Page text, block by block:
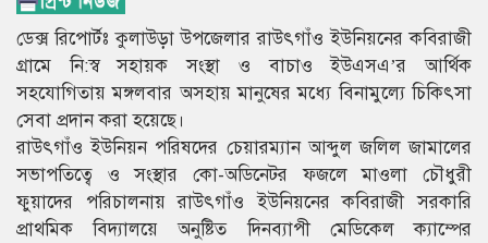
ডেক্স রিপোর্টঃ কুলাউড়া উপজেলার রাউৎগাঁও ইউনিয়নের কবিরাজী
গ্রামে নি:স্ব সহায়ক সংস্থা ও বাচাও ইউএসএ’র আর্থিক
সহযোগিতায় মঙ্গলবার অসহায় মানুষের মধ্যে বিনামুল্যে চিকিৎসা
সেবা প্রদান করা হয়েছে।
রাউৎগাঁও ইউনিয়ন পরিষদের চেয়ারম্যান আব্দুল জলিল জামালের
সভাপতিত্বে ও সংস্থার কো-অডিনেটর ফজলে মাওলা চৌধুরী
ফুয়াদের পরিচালনায় রাউৎগাঁও ইউনিয়নের কবিরাজী সরকারি
প্রাথমিক বিদ্যালয়ে অনুষ্টিত দিনব্যাপী মেডিকেল ক্যাম্পের